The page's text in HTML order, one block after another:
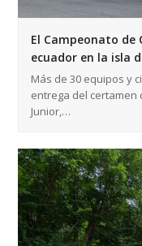
El Campeonato de
ecuador en la isla
Más de 30 equipos y
entrega del certamen
Junior,…